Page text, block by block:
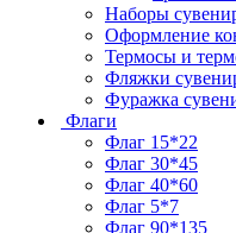
Наборы
Оформление
Термосы и
Фляжки
Фуражка
Флаги
Флаг 15*22
Флаг 30*45
Флаг 40*60
Флаг 5*7
Флаг 90*135